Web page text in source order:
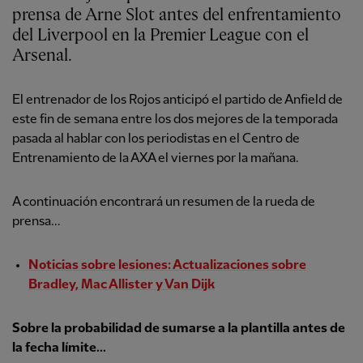
prensa de Arne Slot antes del enfrentamiento
del Liverpool en la Premier League con el
Arsenal.
El entrenador de los Rojos anticipó el partido de Anfield de
este fin de semana entre los dos mejores de la temporada
pasada al hablar con los periodistas en el Centro de
Entrenamiento de la AXA el viernes por la mañana.
A continuación encontrará un resumen de la rueda de
prensa...
Noticias sobre lesiones: Actualizaciones sobre
Bradley, Mac Allister y Van Dijk
Sobre la probabilidad de sumarse a la plantilla antes de
la fecha límite...